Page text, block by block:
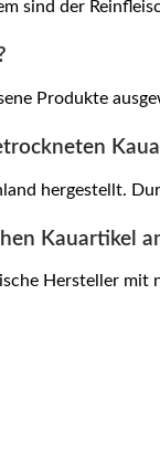
sind der
Produkte
hergestellt.
Kauartikel
Hersteller